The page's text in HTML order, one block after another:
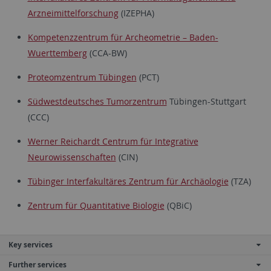
Arzneimittelforschung(IZEPHA)
Kompetenzzentrum für Archeometrie – Baden-
Wuerttemberg(CCA-BW)
Proteomzentrum Tübingen (PCT)
Südwestdeutsches Tumorzentrum Tübingen-Stuttgart
(CCC)
Werner Reichardt Centrum für Integrative
Neurowissenschaften (CIN)
Tübinger Interfakultäres Zentrum für Archäologie (TZA)
Zentrum für Quantitative Biologie (QBiC)
Key services
Further services